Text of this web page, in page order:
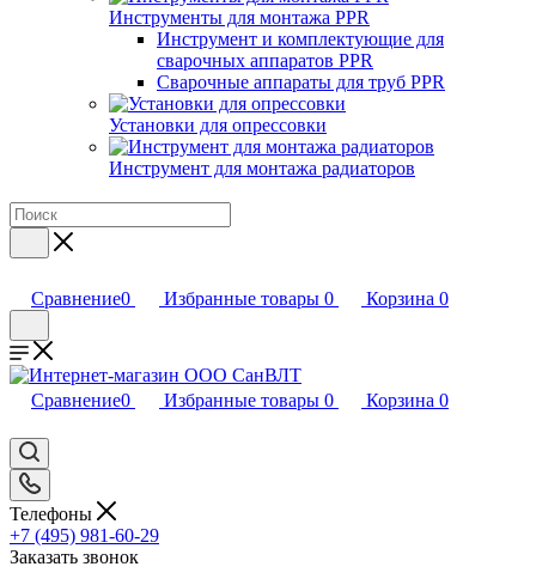
Инструменты для монтажа PPR
Инструмент и комплектующие для
сварочных аппаратов PPR
Сварочные аппараты для труб PPR
Установки для опрессовки
Инструмент для монтажа радиаторов
Сравнение0 Избранные товары 0 Корзина 0
Сравнение0 Избранные товары 0 Корзина 0
Телефоны
+7 (495) 981-60-29
Заказать звонок